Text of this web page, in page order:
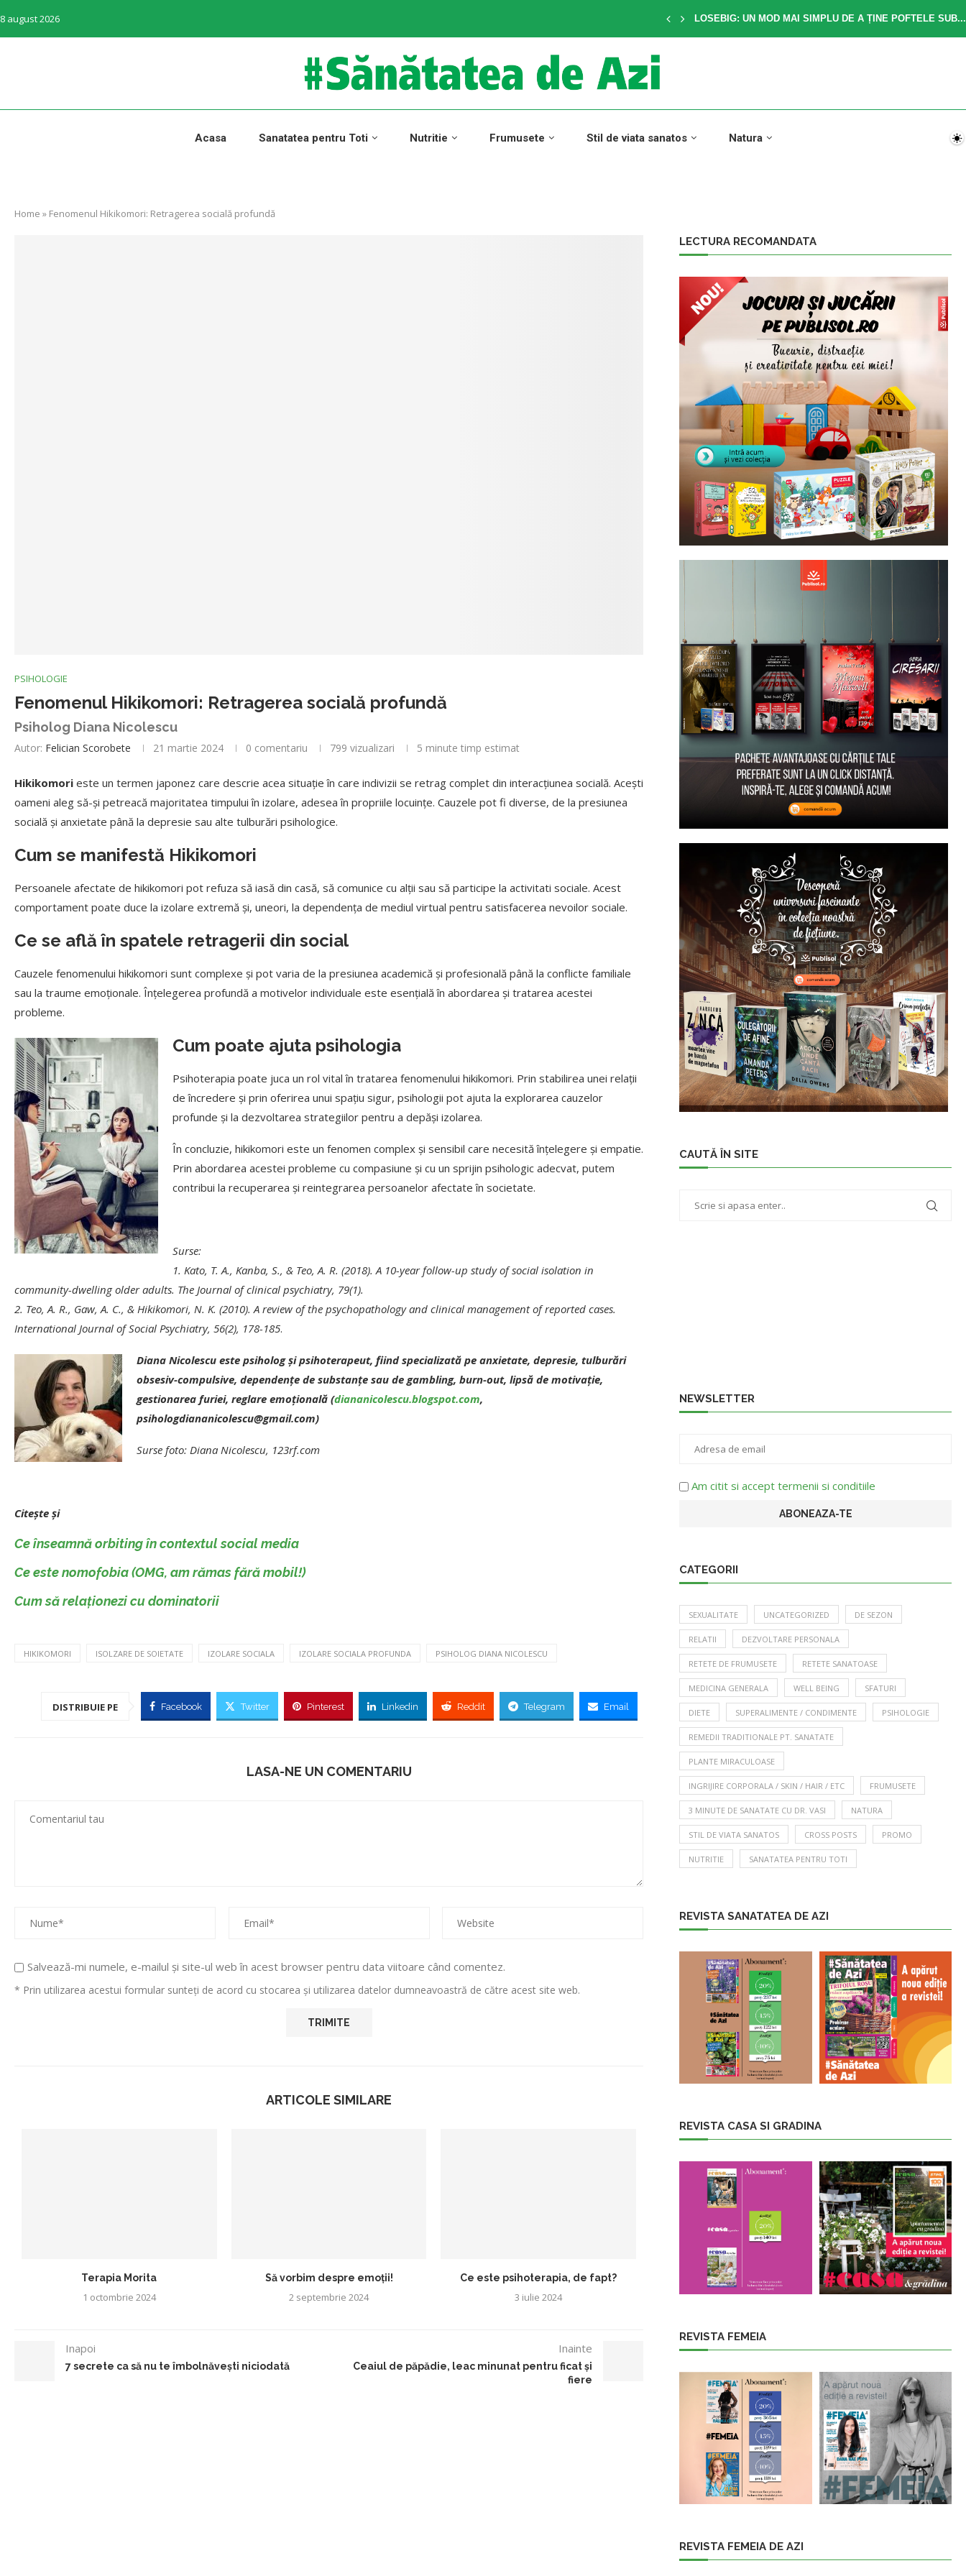
8 august 2026 LOSEBIG: UN MOD MAI SIMPLU DE A ȚINE POFTELE SUB...
Acasa Sanatatea pentru Toti Nutritie Frumusete Stil de viata sanatos Natura
Home » Fenomenul Hikikomori: Retragerea socială profundă
PSIHOLOGIE
Fenomenul Hikikomori: Retragerea socială profundă
Psiholog Diana Nicolescu
Autor: Felician Scorobete 21 martie 2024 0 comentariu 799 vizualizari 5 minute timp estimat
Hikikomori este un termen japonez care descrie acea situație în care indivizii se retrag complet din interacțiunea socială. Acești
oameni aleg să-și petreacă majoritatea timpului în izolare, adesea în propriile locuințe. Cauzele pot fi diverse, de la presiunea
socială și anxietate până la depresie sau alte tulburări psihologice.
Cum se manifestă Hikikomori
Persoanele afectate de hikikomori pot refuza să iasă din casă, să comunice cu alții sau să participe la activitati sociale. Acest
comportament poate duce la izolare extremă și, uneori, la dependența de mediul virtual pentru satisfacerea nevoilor sociale.
Ce se află în spatele retragerii din social
Cauzele fenomenului hikikomori sunt complexe și pot varia de la presiunea academică și profesională până la conflicte familiale
sau la traume emoționale. Înțelegerea profundă a motivelor individuale este esențială în abordarea și tratarea acestei
probleme.
Cum poate ajuta psihologia
Psihoterapia poate juca un rol vital în tratarea fenomenului hikikomori. Prin stabilirea unei relații
de încredere și prin oferirea unui spațiu sigur, psihologii pot ajuta la explorarea cauzelor
profunde și la dezvoltarea strategiilor pentru a depăși izolarea.
În concluzie, hikikomori este un fenomen complex și sensibil care necesită înțelegere și empatie.
Prin abordarea acestei probleme cu compasiune și cu un sprijin psihologic adecvat, putem
contribui la recuperarea și reintegrarea persoanelor afectate în societate.
Surse:
1. Kato, T. A., Kanba, S., & Teo, A. R. (2018). A 10-year follow-up study of social isolation in
community-dwelling older adults. The Journal of clinical psychiatry, 79(1).
2. Teo, A. R., Gaw, A. C., & Hikikomori, N. K. (2010). A review of the psychopathology and clinical management of reported cases.
International Journal of Social Psychiatry, 56(2), 178-185.
Diana Nicolescu este psiholog și psihoterapeut, fiind specializată pe anxietate, depresie, tulburări
obsesiv-compulsive, dependențe de substanțe sau de gambling, burn-out, lipsă de motivație,
gestionarea furiei, reglare emoțională (diananicolescu.blogspot.com,
psihologdiananicolescu@gmail.com)
Surse foto: Diana Nicolescu, 123rf.com
Citește și
Ce înseamnă orbiting în contextul social media
Ce este nomofobia (OMG, am rămas fără mobil!)
Cum să relaționezi cu dominatorii
HIKIKOMORI ISOLZARE DE SOIETATE IZOLARE SOCIALA IZOLARE SOCIALA PROFUNDA PSIHOLOG DIANA NICOLESCU
DISTRIBUIE PE Facebook Twitter Pinterest Linkedin Reddit Telegram Email
LASA-NE UN COMENTARIU
Salvează-mi numele, e-mailul și site-ul web în acest browser pentru data viitoare când comentez.
* Prin utilizarea acestui formular sunteți de acord cu stocarea și utilizarea datelor dumneavoastră de către acest site web.
ARTICOLE SIMILARE
Terapia Morita
1 octombrie 2024
Să vorbim despre emoții!
2 septembrie 2024
Ce este psihoterapia, de fapt?
3 iulie 2024
Inapoi
7 secrete ca să nu te îmbolnăvești niciodată
Inainte
Ceaiul de păpădie, leac minunat pentru ficat și
fiere
LECTURA RECOMANDATA
CAUTĂ ÎN SITE
NEWSLETTER
Am citit si accept termenii si conditiile
CATEGORII
SEXUALITATE UNCATEGORIZED DE SEZON
RELATII DEZVOLTARE PERSONALA
RETETE DE FRUMUSETE RETETE SANATOASE
MEDICINA GENERALA WELL BEING SFATURI
DIETE SUPERALIMENTE / CONDIMENTE PSIHOLOGIE
REMEDII TRADITIONALE PT. SANATATE
PLANTE MIRACULOASE
INGRIJIRE CORPORALA / SKIN / HAIR / ETC FRUMUSETE
3 MINUTE DE SANATATE CU DR. VASI NATURA
STIL DE VIATA SANATOS CROSS POSTS PROMO
NUTRITIE SANATATEA PENTRU TOTI
REVISTA SANATATEA DE AZI
REVISTA CASA SI GRADINA
REVISTA FEMEIA
REVISTA FEMEIA DE AZI